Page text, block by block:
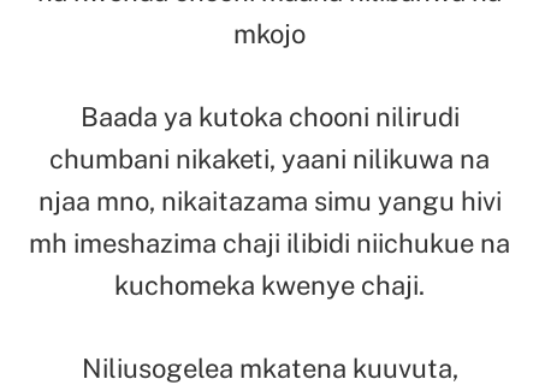
mkojo
Baada ya kutoka chooni nilirudi
chumbani nikaketi, yaani nilikuwa na
njaa mno, nikaitazama simu yangu hivi
mh imeshazima chaji ilibidi niichukue na
kuchomeka kwenye chaji.
Niliusogelea mkatena kuuvuta,